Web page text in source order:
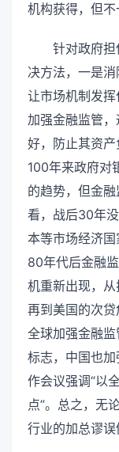
机构获得，但不
针对政府
决方法，一是消
让市场机制发
加强金融监管
好，防止其资
100年来政府对
的趋势，但金
看，战后30年
本等市场经济
80年代后金融
机重新出现，从
再到美国的次贷
全球加强金融
标志，中国也
作会议强调“以
点”。总之，无
行业的加总谬误